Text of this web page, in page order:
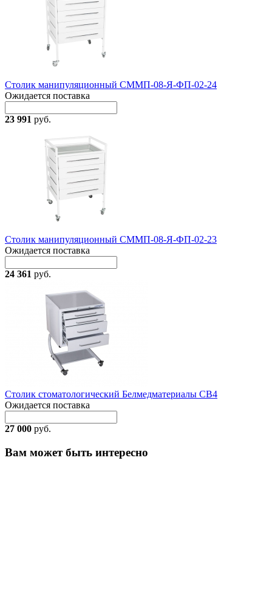
Столик манипуляционный СММП-08-Я-ФП-02-24
Ожидается поставка
23 991 руб.
Столик манипуляционный СММП-08-Я-ФП-02-23
Ожидается поставка
24 361 руб.
Столик стоматологический Белмедматериалы СВ4
Ожидается поставка
27 000 руб.
Вам может быть интересно